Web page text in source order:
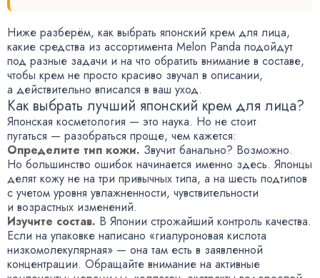
Ниже разберём, как выбрать японский крем для лица,
какие средства из ассортимента Melon Panda подойдут
под разные задачи и на что обратить внимание в составе,
чтобы крем не просто красиво звучал в описании,
а действительно вписался в ваш уход.
Как выбрать лучший японский крем для лица?
Японская косметология — это наука. Но не стоит
пугаться — разобраться проще, чем кажется:
Определите тип кожи. Звучит банально? Возможно.
Но большинство ошибок начинается именно здесь. Японцы
делят кожу не на три привычных типа, а на шесть подтипов
с учетом уровня увлажненности, чувствительности
и возрастных изменений.
Изучите состав. В Японии строжайший контроль качества.
Если на упаковке написано «гиалуроновая кислота
низкомолекулярная» — она там есть в заявленной
концентрации. Обращайте внимание на активные